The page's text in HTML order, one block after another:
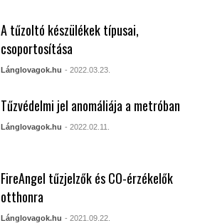
A tűzoltó készülékek típusai,
csoportosítása
Lánglovagok.hu - 2022.03.23.
Tűzvédelmi jel anomáliája a metróban
Lánglovagok.hu - 2022.02.11.
FireAngel tűzjelzők és CO-érzékelők
otthonra
Lánglovagok.hu - 2021.09.22.